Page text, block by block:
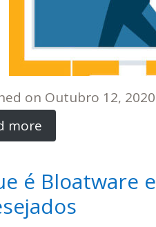
on Outubro 12, 2020
more
é Bloatware